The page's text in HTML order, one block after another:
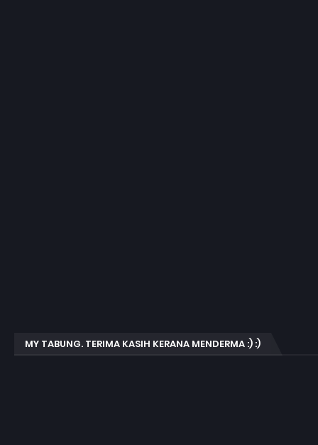
MY TABUNG. TERIMA KASIH KERANA MENDERMA :) :)